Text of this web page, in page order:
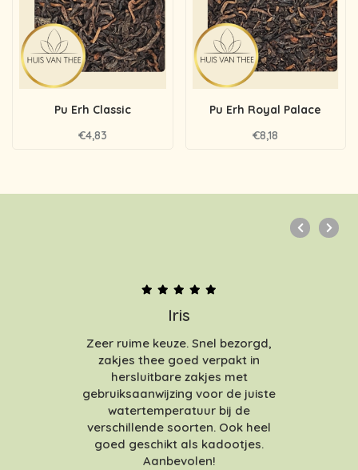
Pu Erh Classic
€4,83
Pu Erh Royal Palace
€8,18
Iris
Zeer ruime keuze. Snel bezorgd,
zakjes thee goed verpakt in
hersluitbare zakjes met
gebruiksaanwijzing voor de juiste
watertemperatuur bij de
verschillende soorten. Ook heel
goed geschikt als kadootjes.
Aanbevolen!